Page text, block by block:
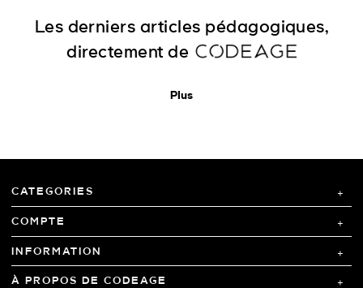
Les derniers articles pédagogiques,
directement de
Plus
CATEGORIES
COMPTE
INFORMATION
À PROPOS DE CODEAGE